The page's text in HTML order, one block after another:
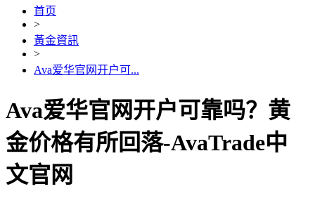
首页
>
黃金資訊
>
Ava爱华官网开户可...
Ava爱华官网开户可靠吗？黄
金价格有所回落-AvaTrade中
文官网